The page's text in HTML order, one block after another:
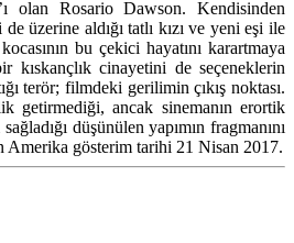
olan Rosario Dawson. Kendisinden
üzerine aldığı tatlı kızı ve yeni eşi ile
bu çekici hayatını karartmaya
kıskançlık cinayetini de seçeneklerin
terör; filmdeki gerilimin çıkış noktası.
getirmediği, ancak sinemanın erortik
düşünülen yapımın fragmanını
Amerika gösterim tarihi 21 Nisan 2017.